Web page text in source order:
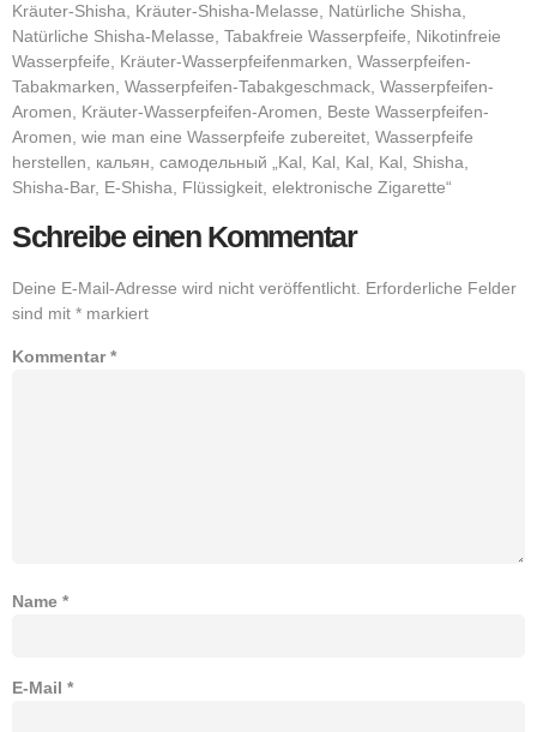
Kräuter-Shisha, Kräuter-Shisha-Melasse, Natürliche Shisha,
Natürliche Shisha-Melasse, Tabakfreie Wasserpfeife, Nikotinfreie
Wasserpfeife, Kräuter-Wasserpfeifenmarken, Wasserpfeifen-
Tabakmarken, Wasserpfeifen-Tabakgeschmack, Wasserpfeifen-
Aromen, Kräuter-Wasserpfeifen-Aromen, Beste Wasserpfeifen-
Aromen, wie man eine Wasserpfeife zubereitet, Wasserpfeife
herstellen, кальян, самодельный „Kal, Kal, Kal, Kal, Shisha,
Shisha-Bar, E-Shisha, Flüssigkeit, elektronische Zigarette“
Schreibe einen Kommentar
Deine E-Mail-Adresse wird nicht veröffentlicht. Erforderliche Felder
sind mit * markiert
Kommentar*
Name *
E-Mail *